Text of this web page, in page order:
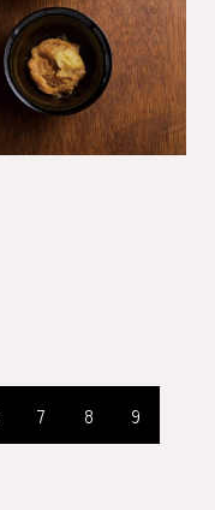
7 8
9